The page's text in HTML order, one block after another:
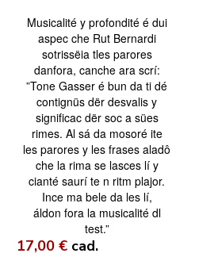
Musicalité y profondité é dui
aspec che Rut Bernardi
sotrissëia tles parores
danfora, canche ara scrí:
”Tone Gasser é bun da ti dé
contignüs dër desvalis y
significac dër soc a sües
rimes. Al sá da mosoré ite
les parores y les frases aladô
che la rima se lasces lí y
cianté saurí te n ritm plajor.
Ince ma bele da les lí,
áldon fora la musicalité dl
test.”
17,00 € cad.